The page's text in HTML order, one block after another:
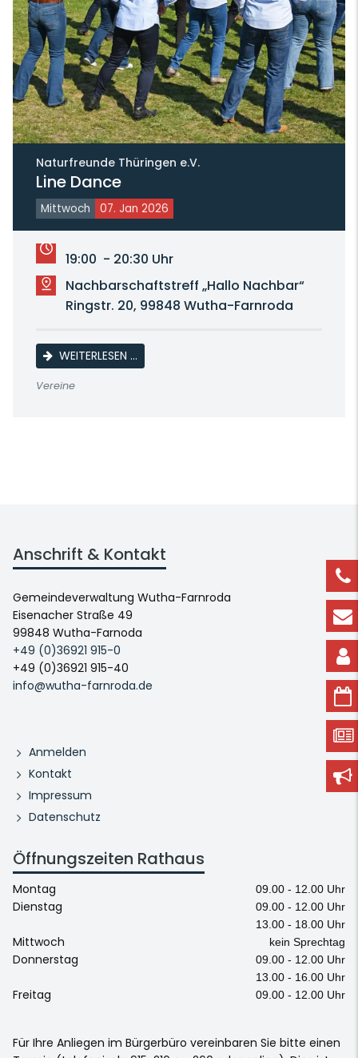
Naturfreunde Thüringen e.V.
Line Dance
Mittwoch 07. Jan 2026
19:00 - 20:30 Uhr
Nachbarschaftstreff „Hallo Nachbar“
Ringstr. 20, 99848 Wutha-Farnroda
WEITERLESEN …LINE DANCE
Vereine
Anschrift & Kontakt
Gemeindeverwaltung Wutha-Farnroda
Eisenacher Straße 49
99848 Wutha-Farnoda
+49 (0)36921 915-0
+49 (0)36921 915-40
info@wutha-farnroda.de
Anmelden
Kontakt
Impressum
Datenschutz
Öffnungszeiten Rathaus
Montag 09.00 - 12.00 Uhr
Dienstag
09.00 - 12.00 Uhr
13.00 - 18.00 Uhr
Mittwoch kein Sprechtag
Donnerstag
09.00 - 12.00 Uhr
13.00 - 16.00 Uhr
Freitag 09.00 - 12.00 Uhr
Für Ihre Anliegen im Bürgerbüro vereinbaren Sie bitte einen